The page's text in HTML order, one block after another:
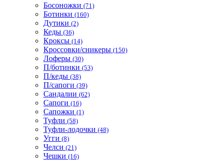
Босоножки (71)
Ботинки (160)
Дутики (2)
Кеды (36)
Кроксы (14)
Кроссовки/сникеры (150)
Лоферы (30)
П/ботинки (53)
П/кеды (38)
П/сапоги (39)
Сандалии (62)
Сапоги (16)
Сапожки (1)
Туфли (58)
Туфли-лодочки (48)
Угги (8)
Челси (21)
Чешки (16)